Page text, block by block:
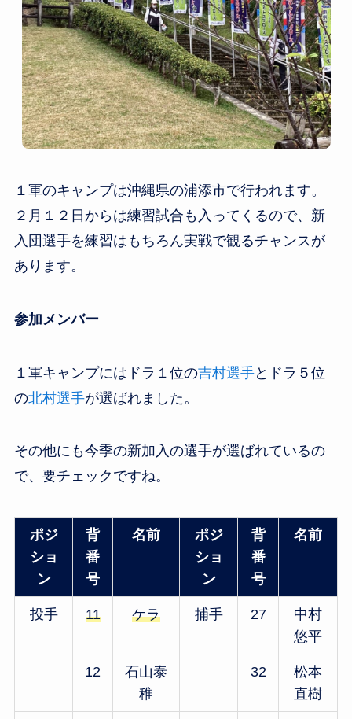
１軍のキャンプは沖縄県の浦添市で行われます。
２月１２日からは練習試合も入ってくるので、新
入団選手を練習はもちろん実戦で観るチャンスが
あります。
参加メンバー
１軍キャンプにはドラ１位の吉村選手とドラ５位
の北村選手が選ばれました。
その他にも今季の新加入の選手が選ばれているの
で、要チェックですね。
ポジ
ショ
ン
背
番
号
名前
ポジ
ショ
ン
背
番
号
名前
投手 11 ケラ 捕手 27
中村
悠平
12
石山泰
稚
32
松本
直樹